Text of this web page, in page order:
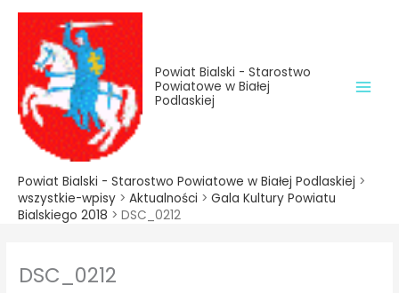
treści
Przejdź
treści
Powiat Bialski - Starostwo
Powiatowe w Białej
Podlaskiej
Powiat Bialski - Starostwo Powiatowe w Białej Podlaskiej >
wszystkie-wpisy > Aktualności > Gala Kultury Powiatu
Bialskiego 2018 > DSC_0212
DSC_0212